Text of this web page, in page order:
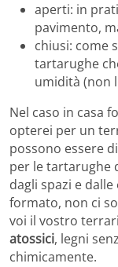
aperti: in
pavimento,
chiusi: come
tartarughe
umidità (non
Nel caso in casa
opterei per un
possono essere
per le tartarughe
dagli spazi e
formato, non ci
voi il vostro
atossici, legni
chimicamente.